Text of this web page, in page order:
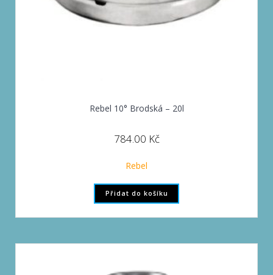
Rebel 10° Brodská – 20l
784.00 Kč
Rebel
Přidat do košíku